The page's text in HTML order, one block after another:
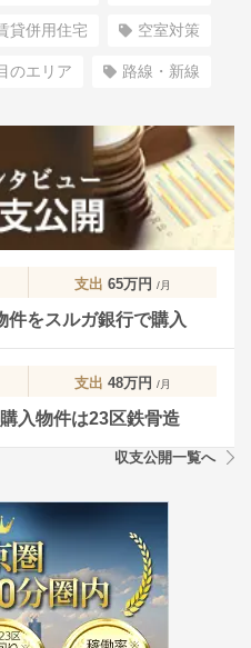
貸併用住宅 空室対策
のエリア 路線・新線
支出 65万円 /月
件をスルガ銀行で購入
支出 48万円 /月
入物件は23区鉄骨造
収支公開一覧へ